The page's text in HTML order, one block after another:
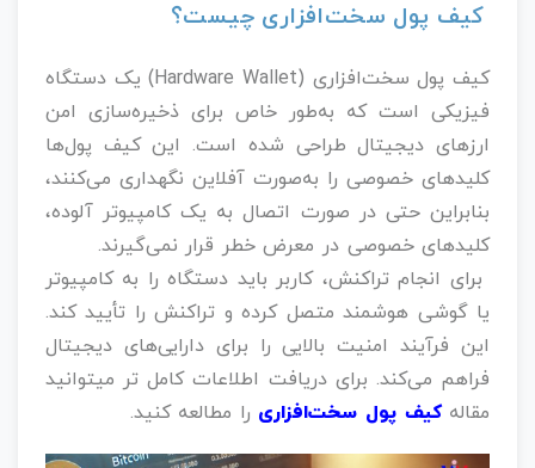
کیف پول سخت‌افزاری چیست؟
کیف پول سخت‌افزاری (Hardware Wallet) یک دستگاه
فیزیکی است که به‌طور خاص برای ذخیره‌سازی امن
ارزهای دیجیتال طراحی شده است. این کیف پول‌ها
کلیدهای خصوصی را به‌صورت آفلاین نگهداری می‌کنند،
بنابراین حتی در صورت اتصال به یک کامپیوتر آلوده،
کلیدهای خصوصی در معرض خطر قرار نمی‌گیرند.
برای انجام تراکنش، کاربر باید دستگاه را به کامپیوتر
یا گوشی هوشمند متصل کرده و تراکنش را تأیید کند.
این فرآیند امنیت بالایی را برای دارایی‌های دیجیتال
فراهم می‌کند. برای دریافت اطلاعات کامل تر میتوانید
مقاله کیف پول سخت‌افزاری را مطالعه کنید.